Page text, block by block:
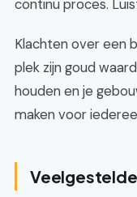
continu proces.
Klachten over een
plek zijn goud
houden en je
maken voor